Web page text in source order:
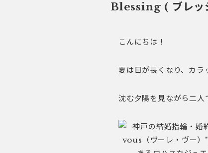
Blessing ( ブレッ
こんにちは！
夏は日が長くなり、カラ
沈む夕陽を見ながら二人